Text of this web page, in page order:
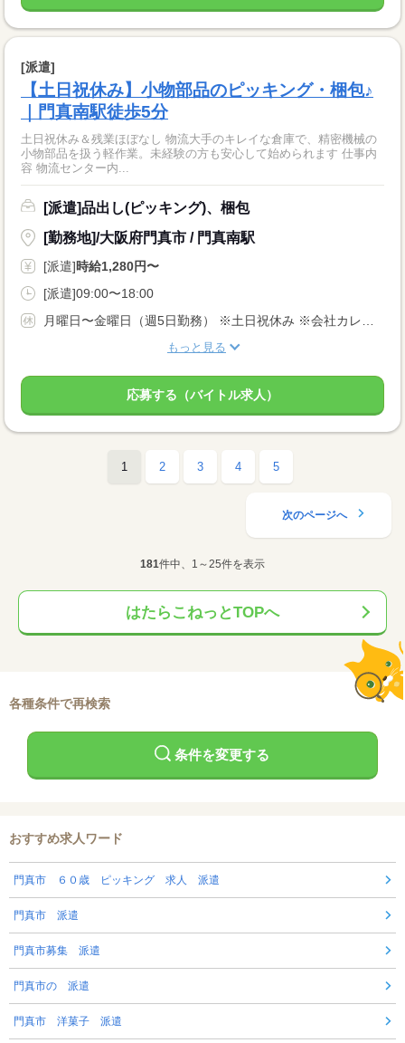
[派遣]
【土日祝休み】小物部品のピッキング・梱包♪
｜門真南駅徒歩5分
土日祝休み＆残業ほぼなし 物流大手のキレイな倉庫で、精密機械の
小物部品を扱う軽作業。未経験の方も安心して始められます 仕事内
容 物流センター内...
[派遣]品出し(ピッキング)、梱包
[勤務地]/大阪府門真市 / 門真南駅
[派遣]時給1,280円〜
[派遣]09:00〜18:00
もっと見る
応募する（バイトル求人）
1 2 3 4 5
次のページへ
181件中、1～25件を表示
はたらこねっとTOPへ
各種条件で再検索
条件を変更する
おすすめ求人ワード
門真市 ６０歳 ピッキング 求人 派遣
門真市 派遣
門真市募集 派遣
門真市の 派遣
門真市 洋菓子 派遣